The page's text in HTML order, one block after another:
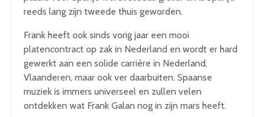
reeds lang zijn tweede thuis geworden.
Frank heeft ook sinds vorig jaar een mooi
platencontract op zak in Nederland en wordt er hard
gewerkt aan een solide carrière in Nederland,
Vlaanderen, maar ook ver daarbuiten. Spaanse
muziek is immers universeel en zullen velen
ontdekken wat Frank Galan nog in zijn mars heeft.